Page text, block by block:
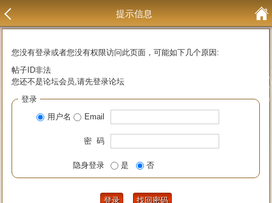
提示信息
您没有登录或者您没有权限访问此页面，可能如下几个原因:
帖子ID非法
您还不是论坛会员,请先登录论坛
登录
用户名
Email
密 码
隐身登录 是 否